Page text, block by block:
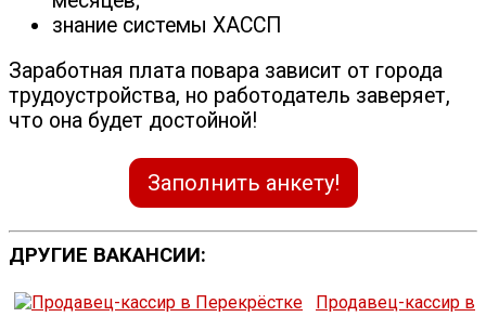
знание системы ХАССП
Заработная плата повара зависит от города
трудоустройства, но работодатель заверяет,
что она будет достойной!
Заполнить анкету!
ДРУГИЕ ВАКАНСИИ:
Продавец-кассир в